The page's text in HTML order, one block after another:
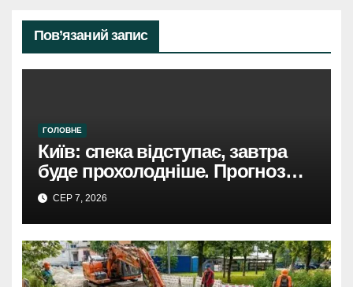
Пов’язаний запис
ГОЛОВНЕ
Київ: спека відступає, завтра
буде прохолодніше. Прогноз
погоди
СЕР 7, 2026